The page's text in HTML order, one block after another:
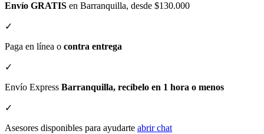
Envío GRATIS en Barranquilla, desde $130.000
✓
Paga en línea o contra entrega
✓
Envío Express Barranquilla, recíbelo en 1 hora o menos
✓
Asesores disponibles para ayudarte abrir chat